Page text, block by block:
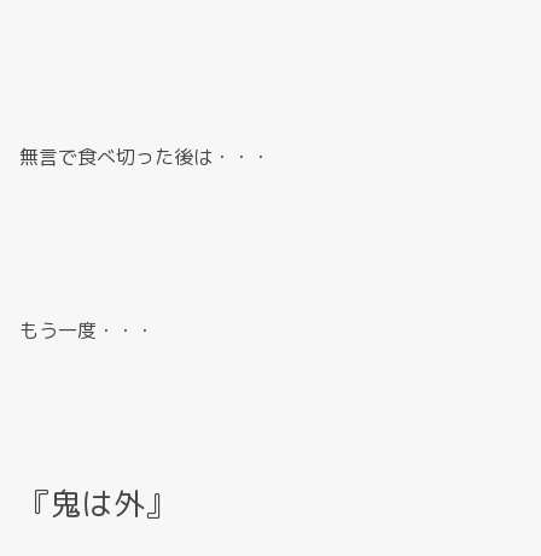
無言で食べ切った後は・・・
もう一度・・・
『鬼は外』